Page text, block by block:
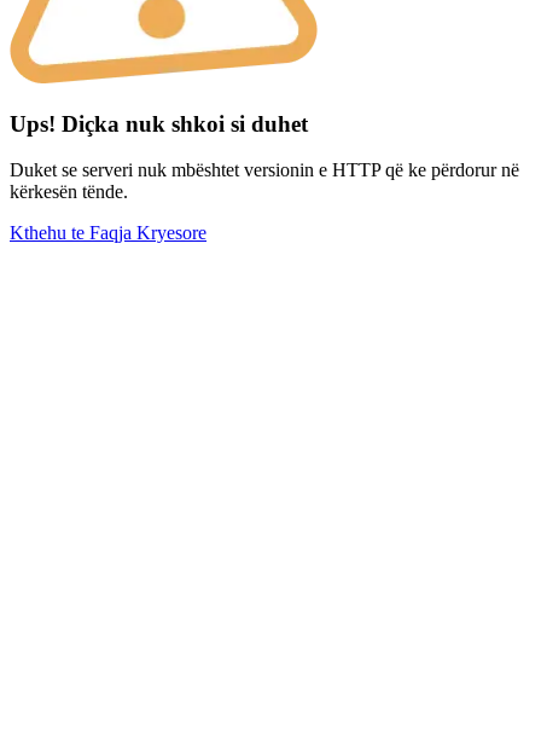
Ups! Diçka nuk shkoi si duhet
Duket se serveri nuk mbështet versionin e HTTP që ke përdorur në
kërkesën tënde.
Kthehu te Faqja Kryesore